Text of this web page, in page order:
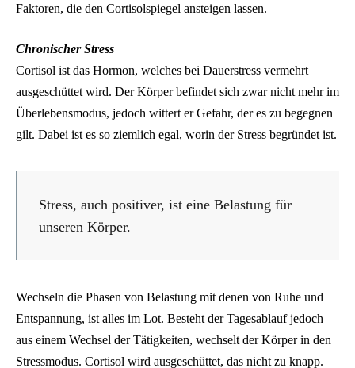
Faktoren, die den Cortisolspiegel ansteigen lassen.
Chronischer Stress
Cortisol ist das Hormon, welches bei Dauerstress vermehrt
ausgeschüttet wird. Der Körper befindet sich zwar nicht mehr im
Überlebensmodus, jedoch wittert er Gefahr, der es zu begegnen
gilt. Dabei ist es so ziemlich egal, worin der Stress begründet ist.
Stress, auch positiver, ist eine Belastung für
unseren Körper.
Wechseln die Phasen von Belastung mit denen von Ruhe und
Entspannung, ist alles im Lot. Besteht der Tagesablauf jedoch
aus einem Wechsel der Tätigkeiten, wechselt der Körper in den
Stressmodus. Cortisol wird ausgeschüttet, das nicht zu knapp.